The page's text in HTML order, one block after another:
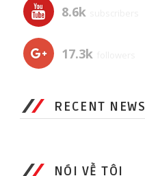
8.6k
17.3k
RECENT NEWS
NÓI VỀ TÔI